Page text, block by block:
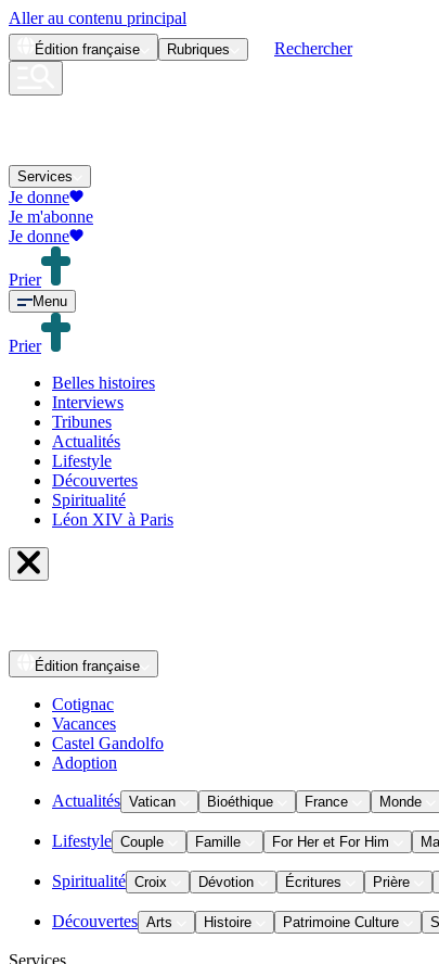
Aller au contenu principal
Édition française Rubriques Rechercher
Services
Je donne
Je m'abonne
Je donne
Prier
Menu
Prier
Belles histoires
Interviews
Tribunes
Actualités
Lifestyle
Découvertes
Spiritualité
Léon XIV à Paris
Édition française
Cotignac
Vacances
Castel Gandolfo
Adoption
Actualités Vatican Bioéthique France Monde
Lifestyle Couple Famille For Her et For Him
Spiritualité Croix Dévotion Écritures Prière
Découvertes Arts Histoire Patrimoine Culture
Services